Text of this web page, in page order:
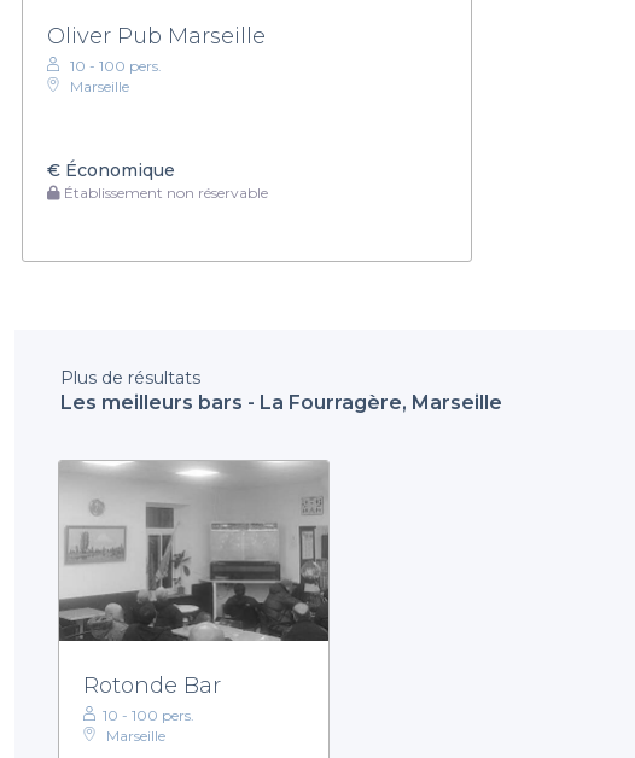
Oliver Pub Marseille
10 - 100 pers.
Marseille
€ Économique
Établissement non réservable
Plus de résultats
Les meilleurs bars - La Fourragère, Marseille
Rotonde Bar
10 - 100 pers.
Marseille